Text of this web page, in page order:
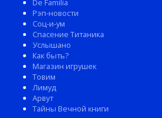
De Familia
Рэп-новости
Соц-и-ум
Спасение Титаника
Услышано
Как быть?
Магазин игрушек
Товим
Лимуд
Арвут
Тайны Вечной книги